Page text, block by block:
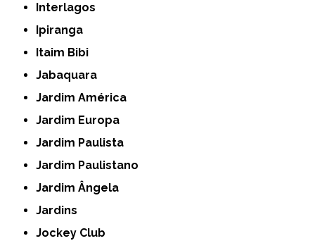
Interlagos
Ipiranga
Itaim Bibi
Jabaquara
Jardim América
Jardim Europa
Jardim Paulista
Jardim Paulistano
Jardim Ângela
Jardins
Jockey Club